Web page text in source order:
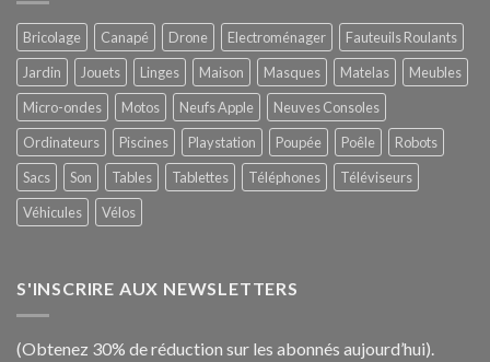
Bricolage Canapé Drone Electroménager
Fauteuils Roulants
Jardin
Jouets Linges Maison Masques Matelas
Meubles
Micro-ondes
Motos Neufs Apple
Neuves Consoles
Ordinateurs
Piscines Playstation Poupée Poêle
Robots
Sacs
Son Tables Tablettes Téléphones
Téléviseurs
Véhicules
Vélos
S'INSCRIRE AUX NEWSLETTERS
(Obtenez 30% de réduction sur les abonnés aujourd’hui).